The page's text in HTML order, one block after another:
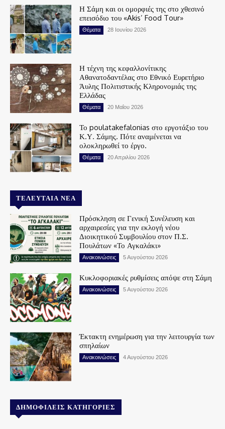
Η Σάμη και οι ομορφιές της στο χθεσινό
επεισόδιο του «Akis’ Food Tour»
Θέματα 28 Ιουνίου 2026
Η τέχνη της κεφαλλονίτικης
Αθανατοδαντέλας στο Εθνικό Ευρετήριο
Άυλης Πολιτιστικής Κληρονομιάς της
Ελλάδας
Θέματα 20 Μαΐου 2026
Το poulatakefalonias στο εργοτάξιο του
Κ.Υ. Σάμης. Πότε αναμένεται να
ολοκληρωθεί το έργο.
Θέματα 20 Απριλίου 2026
ΤΕΛΕΥΤΑΊΑ ΝΈΑ
Πρόσκληση σε Γενική Συνέλευση και
αρχαιρεσίες για την εκλογή νέου
Διοικητικού Συμβουλίου στον Π.Σ.
Πουλάτων «Το Αγκαλάκι»
Ανακοινώσεις 5 Αυγούστου 2026
Κυκλοφοριακές ρυθμίσεις απόψε στη Σάμη
Ανακοινώσεις 5 Αυγούστου 2026
Έκτακτη ενημέρωση για την λειτουργία των
σπηλαίων
Ανακοινώσεις 4 Αυγούστου 2026
ΔΗΜΟΦΙΛΕΊΣ ΚΑΤΗΓΟΡΊΕΣ